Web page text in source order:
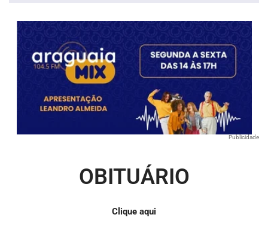
Publicidade
OBITUÁRIO
Clique aqui